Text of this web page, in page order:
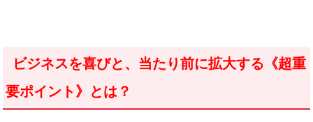
ビジネスを喜びと、当たり前に拡大する《超重
要ポイント》とは？